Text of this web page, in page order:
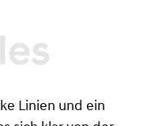
Linien und ein